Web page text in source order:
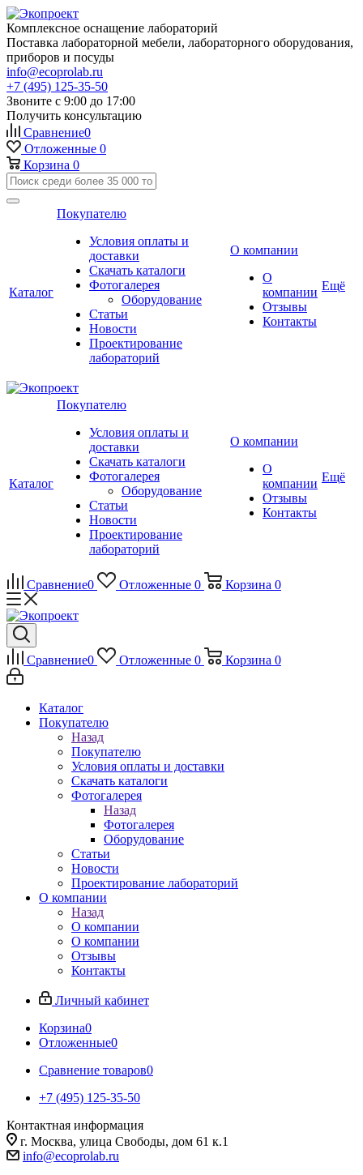
Комплексное оснащение лабораторий
Поставка лабораторной мебели, лабораторного оборудования,
приборов и посуды
info@ecoprolab.ru
+7 (495) 125-35-50
Звоните с 9:00 до 17:00
Получить консультацию
Сравнение0
Отложенные 0
Корзина 0
Каталог
Покупателю
Условия оплаты и
доставки
Скачать каталоги
Фотогалерея
Оборудование
Статьи
Новости
Проектирование
лабораторий
О компании
О
компании
Отзывы
Контакты
Ещё
Каталог
Покупателю
Условия оплаты и
доставки
Скачать каталоги
Фотогалерея
Оборудование
Статьи
Новости
Проектирование
лабораторий
О компании
О
компании
Отзывы
Контакты
Ещё
Сравнение0 Отложенные 0 Корзина 0
Сравнение0 Отложенные 0 Корзина 0
Каталог
Покупателю
Назад
Покупателю
Условия оплаты и доставки
Скачать каталоги
Фотогалерея
Назад
Фотогалерея
Оборудование
Статьи
Новости
Проектирование лабораторий
О компании
Назад
О компании
О компании
Отзывы
Контакты
Личный кабинет
Корзина0
Отложенные0
Сравнение товаров0
+7 (495) 125-35-50
Контактная информация
г. Москва, улица Свободы, дом 61 к.1
info@ecoprolab.ru